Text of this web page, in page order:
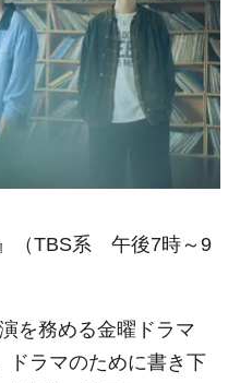
（TBS系 午後7時～9
を務める金曜ドラマ
ドラマのために書き下